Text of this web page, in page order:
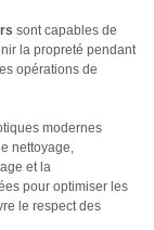
sont capables de
la propreté pendant
opérations de
modernes
nettoyage,
et la
pour optimiser les
le respect des